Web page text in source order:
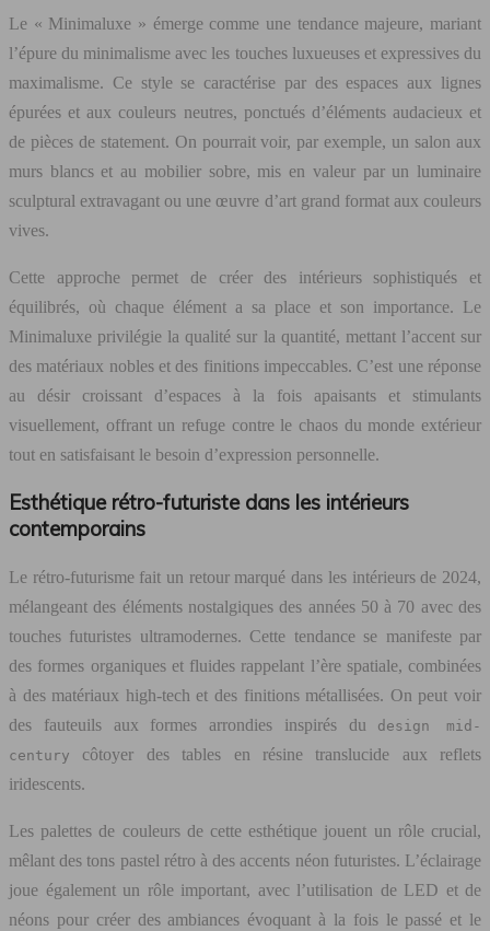
Le « Minimaluxe » émerge comme une tendance majeure, mariant
l’épure du minimalisme avec les touches luxueuses et expressives du
maximalisme. Ce style se caractérise par des espaces aux lignes
épurées et aux couleurs neutres, ponctués d’éléments audacieux et
de pièces de statement. On pourrait voir, par exemple, un salon aux
murs blancs et au mobilier sobre, mis en valeur par un luminaire
sculptural extravagant ou une œuvre d’art grand format aux couleurs
vives.
Cette approche permet de créer des intérieurs sophistiqués et
équilibrés, où chaque élément a sa place et son importance. Le
Minimaluxe privilégie la qualité sur la quantité, mettant l’accent sur
des matériaux nobles et des finitions impeccables. C’est une réponse
au désir croissant d’espaces à la fois apaisants et stimulants
visuellement, offrant un refuge contre le chaos du monde extérieur
tout en satisfaisant le besoin d’expression personnelle.
Esthétique rétro-futuriste dans les intérieurs
contemporains
Le rétro-futurisme fait un retour marqué dans les intérieurs de 2024,
mélangeant des éléments nostalgiques des années 50 à 70 avec des
touches futuristes ultramodernes. Cette tendance se manifeste par
des formes organiques et fluides rappelant l’ère spatiale, combinées
à des matériaux high-tech et des finitions métallisées. On peut voir
des fauteuils aux formes arrondies inspirés du
design mid-
century
côtoyer des tables en résine translucide aux reflets
iridescents.
Les palettes de couleurs de cette esthétique jouent un rôle crucial,
mêlant des tons pastel rétro à des accents néon futuristes. L’éclairage
joue également un rôle important, avec l’utilisation de LED et de
néons pour créer des ambiances évoquant à la fois le passé et le